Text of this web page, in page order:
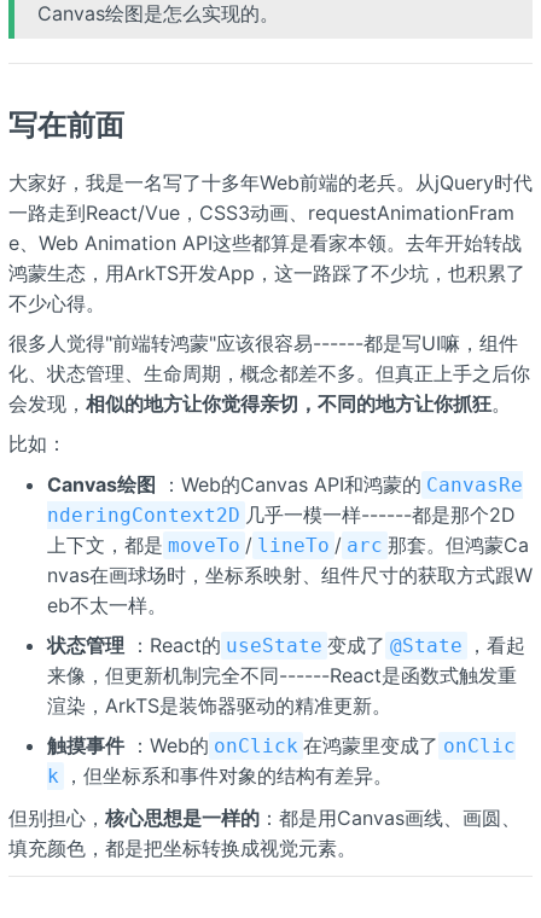
Canvas绘图是怎么实现的。
写在前面
大家好，我是一名写了十多年Web前端的老兵。从jQuery时代
一路走到React/Vue，CSS3动画、requestAnimationFram
e、Web Animation API这些都算是看家本领。去年开始转战
鸿蒙生态，用ArkTS开发App，这一路踩了不少坑，也积累了
不少心得。
很多人觉得"前端转鸿蒙"应该很容易------都是写UI嘛，组件
化、状态管理、生命周期，概念都差不多。但真正上手之后你
会发现， 相似的地方让你觉得亲切，不同的地方让你抓狂。
比如：
Canvas绘图 ：Web的Canvas API和鸿蒙的 CanvasRe
nderingContext2D 几乎一模一样------都是那个2D
上下文，都是 moveTo / lineTo / arc 那套。但鸿蒙Ca
nvas在画球场时，坐标系映射、组件尺寸的获取方式跟W
eb不太一样。
状态管理 ：React的 useState 变成了 @State
，看起
来像，但更新机制完全不同------React是函数式触发重
渲染，ArkTS是装饰器驱动的精准更新。
触摸事件：Web的 onClick 在鸿蒙里变成了 onClic
k
，但坐标系和事件对象的结构有差异。
但别担心， 核心思想是一样的：都是用Canvas画线、画圆、
填充颜色，都是把坐标转换成视觉元素。